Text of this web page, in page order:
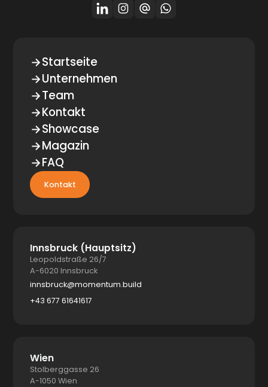
Startseite
Unternehmen
Team
Kontakt
Showcase
Magazin
FAQ
Kontakt
Innsbruck (Hauptsitz)
Leopoldstraße 26/7
A-6020 Innsbruck
innsbruck@momentum.build
+43 677 61641617
Wien
Stolberggasse 26
A-1050 Wien